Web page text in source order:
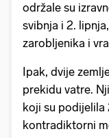
održale su
svibnja i 2.
zarobljenika i
Ipak, dvije
prekidu vatre.
koji su podijelila
kontradiktorni